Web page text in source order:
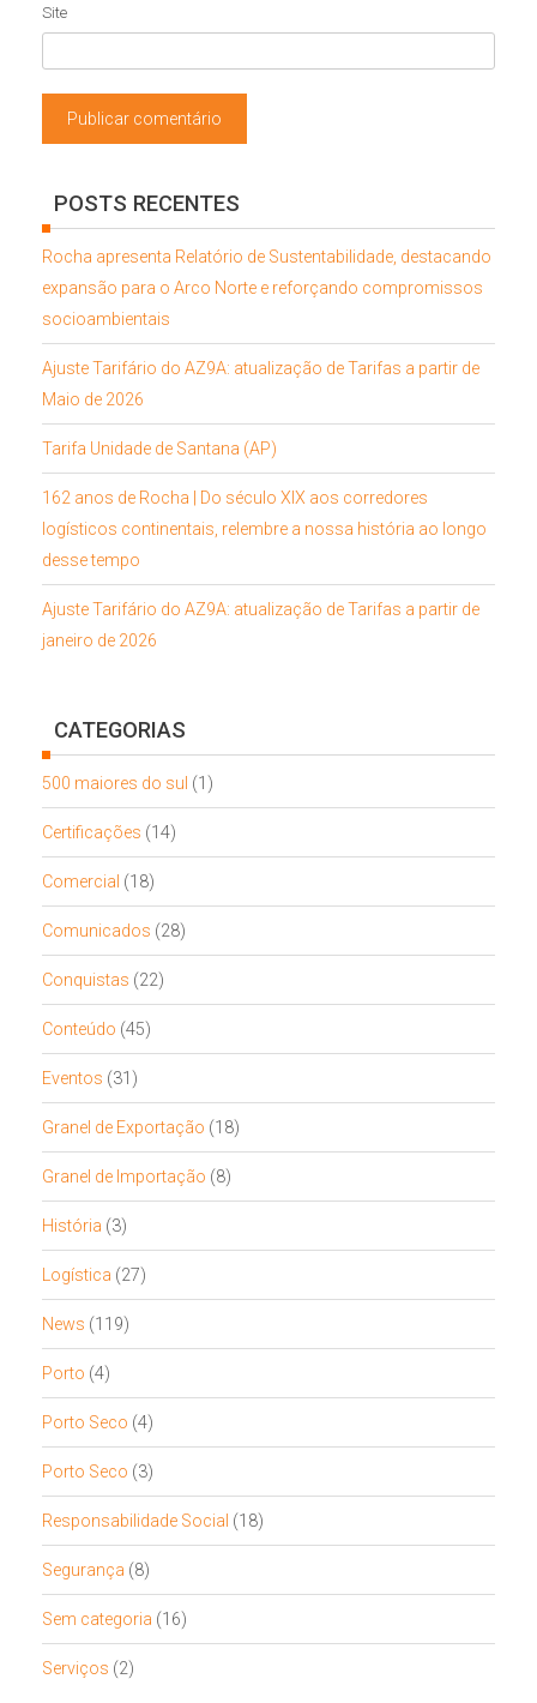
Site
POSTS RECENTES
Rocha apresenta Relatório de Sustentabilidade, destacando
expansão para o Arco Norte e reforçando compromissos
socioambientais
Ajuste Tarifário do AZ9A: atualização de Tarifas a partir de
Maio de 2026
Tarifa Unidade de Santana (AP)
162 anos de Rocha | Do século XIX aos corredores
logísticos continentais, relembre a nossa história ao longo
desse tempo
Ajuste Tarifário do AZ9A: atualização de Tarifas a partir de
janeiro de 2026
CATEGORIAS
500 maiores do sul (1)
Certificações (14)
Comercial (18)
Comunicados (28)
Conquistas (22)
Conteúdo (45)
Eventos (31)
Granel de Exportação (18)
Granel de Importação (8)
História (3)
Logística (27)
News (119)
Porto (4)
Porto Seco (4)
Porto Seco (3)
Responsabilidade Social (18)
Segurança (8)
Sem categoria (16)
Serviços (2)